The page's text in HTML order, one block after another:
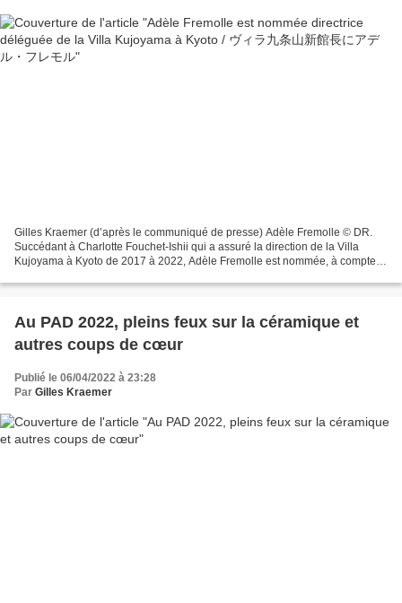
Gilles Kraemer (d’après le communiqué de presse) Adèle Fremolle © DR.
Succédant à Charlotte Fouchet-Ishii qui a assuré la direction de la Villa
Kujoyama à Kyoto de 2017 à 2022, Adèle Fremolle est nommée, à compter
Au PAD 2022, pleins feux sur la céramique et
autres coups de cœur
Publié le 06/04/2022 à 23:28
Par Gilles Kraemer